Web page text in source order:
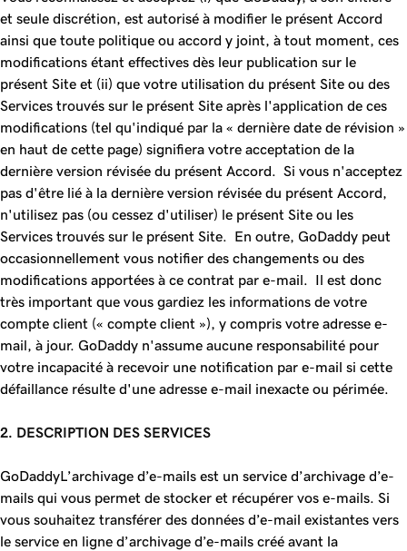
et seule discrétion, est autorisé à modifier le présent Accord
ainsi que toute politique ou accord y joint, à tout moment, ces
modifications étant effectives dès leur publication sur le
présent Site et (ii) que votre utilisation du présent Site ou des
Services trouvés sur le présent Site après l'application de ces
modifications (tel qu'indiqué par la « dernière date de révision »
en haut de cette page) signifiera votre acceptation de la
dernière version révisée du présent Accord. Si vous n'acceptez
pas d'être lié à la dernière version révisée du présent Accord,
n'utilisez pas (ou cessez d'utiliser) le présent Site ou les
Services trouvés sur le présent Site. En outre, GoDaddy peut
occasionnellement vous notifier des changements ou des
modifications apportées à ce contrat par e-mail. Il est donc
très important que vous gardiez les informations de votre
compte client (« compte client »), y compris votre adresse e-
mail, à jour. GoDaddy n'assume aucune responsabilité pour
votre incapacité à recevoir une notification par e-mail si cette
défaillance résulte d'une adresse e-mail inexacte ou périmée.
2. DESCRIPTION DES SERVICES
GoDaddyL’archivage d’e-mails est un service d’archivage d’e-
mails qui vous permet de stocker et récupérer vos e-mails. Si
vous souhaitez transférer des données d’e-mail existantes vers
le service en ligne d’archivage d’e-mails créé avant la